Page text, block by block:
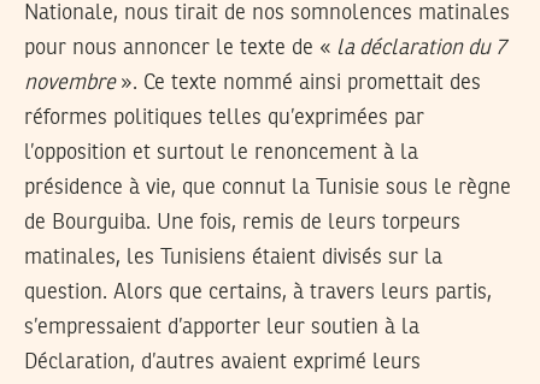
Nationale, nous tirait de nos somnolences matinales
pour nous annoncer le texte de « la déclaration du 7
novembre». Ce texte nommé ainsi promettait des
réformes politiques telles qu’exprimées par
l’opposition et surtout le renoncement à la
présidence à vie, que connut la Tunisie sous le règne
de Bourguiba. Une fois, remis de leurs torpeurs
matinales, les Tunisiens étaient divisés sur la
question. Alors que certains, à travers leurs partis,
s’empressaient d’apporter leur soutien à la
Déclaration, d’autres avaient exprimé leurs